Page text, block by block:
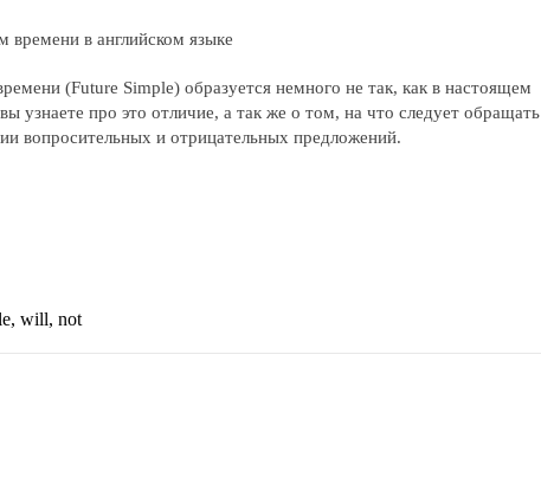
(Future Simple) образуется немного не так, как в настоящем
узнаете про это отличие, а так же о том, на что следует обращать
вопросительных и отрицательных предложений.
will, not